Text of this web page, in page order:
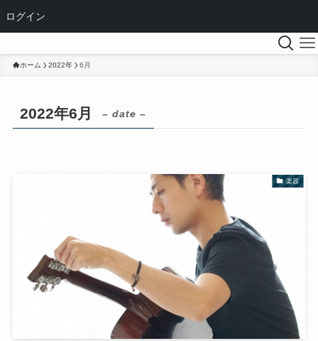
ログイン
ホーム 2022年 6月
2022年6月 – date –
楽器